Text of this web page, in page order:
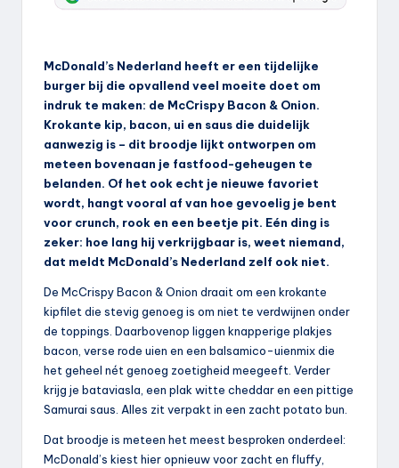
McDonald’s Nederland heeft er een tijdelijke
burger bij die opvallend veel moeite doet om
indruk te maken: de McCrispy Bacon & Onion.
Krokante kip, bacon, ui en saus die duidelijk
aanwezig is – dit broodje lijkt ontworpen om
meteen bovenaan je fastfood-geheugen te
belanden. Of het ook echt je nieuwe favoriet
wordt, hangt vooral af van hoe gevoelig je bent
voor crunch, rook en een beetje pit. Eén ding is
zeker: hoe lang hij verkrijgbaar is, weet niemand,
dat meldt McDonald’s Nederland zelf ook niet.
De McCrispy Bacon & Onion draait om een krokante
kipfilet die stevig genoeg is om niet te verdwijnen onder
de toppings. Daarbovenop liggen knapperige plakjes
bacon, verse rode uien en een balsamico-uienmix die
het geheel nét genoeg zoetigheid meegeeft. Verder
krijg je bataviasla, een plak witte cheddar en een pittige
Samurai saus. Alles zit verpakt in een zacht potato bun.
Dat broodje is meteen het meest besproken onderdeel:
McDonald’s kiest hier opnieuw voor zacht en fluffy,